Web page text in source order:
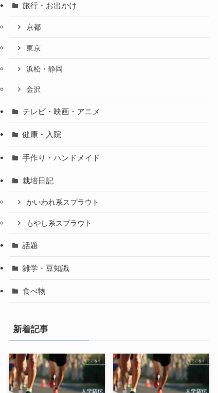
旅行・お出かけ
京都
東京
浜松・静岡
金沢
テレビ・映画・アニメ
健康・入院
手作り・ハンドメイド
栽培日記
かいわれ系スプラウト
もやし系スプラウト
話題
雑学・豆知識
食べ物
新着記事